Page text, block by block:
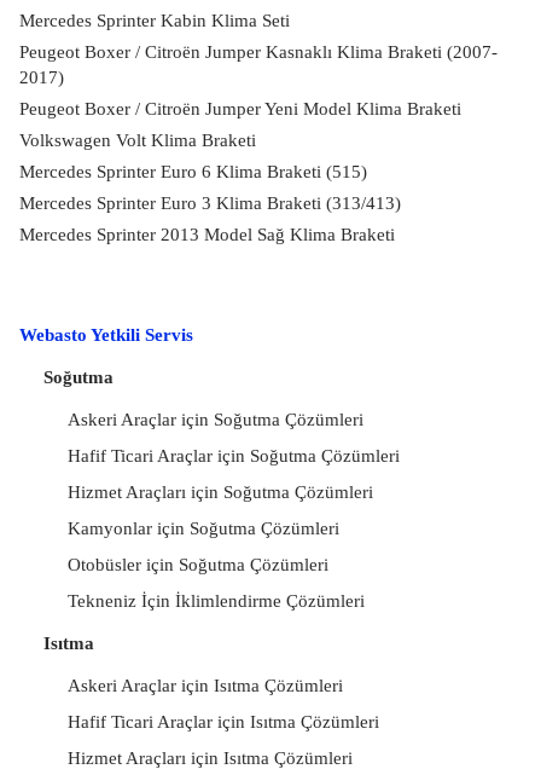
Mercedes Sprinter Kabin Klima Seti
Peugeot Boxer / Citroën Jumper Kasnaklı Klima Braketi (2007-
2017)
Peugeot Boxer / Citroën Jumper Yeni Model Klima Braketi
Volkswagen Volt Klima Braketi
Mercedes Sprinter Euro 6 Klima Braketi (515)
Mercedes Sprinter Euro 3 Klima Braketi (313/413)
Mercedes Sprinter 2013 Model Sağ Klima Braketi
Webasto Yetkili Servis
Soğutma
Askeri Araçlar için Soğutma Çözümleri
Hafif Ticari Araçlar için Soğutma Çözümleri
Hizmet Araçları için Soğutma Çözümleri
Kamyonlar için Soğutma Çözümleri
Otobüsler için Soğutma Çözümleri
Tekneniz İçin İklimlendirme Çözümleri
Isıtma
Askeri Araçlar için Isıtma Çözümleri
Hafif Ticari Araçlar için Isıtma Çözümleri
Hizmet Araçları için Isıtma Çözümleri